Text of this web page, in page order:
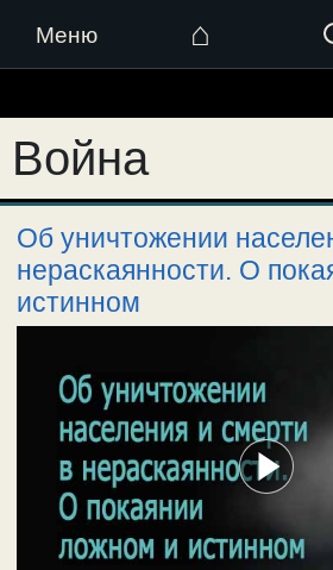
Меню ⌂
к
содержимому
Война
Об уничтожении
нераскаянности. О
истинном